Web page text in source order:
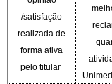
/satisfação
realizada de
forma ativa
pelo titular